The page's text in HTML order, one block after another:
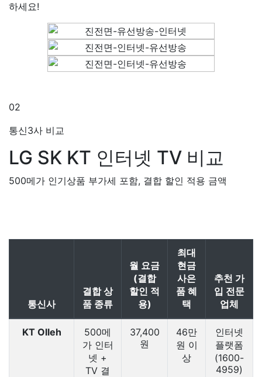
하세요!
02
통신3사 비교
LG SK KT 인터넷 TV 비교
500메가 인기상품 부가세 포함, 결합 할인 적용 금액
통신사
결합 상
품 종류
월 요금
(결합
할인 적
용)
최대
현금
사은
품 혜
택
추천 가
입 전문
업체
KT Olleh
500메
가 인터
넷 +
TV 결
37,400
원
46만
원 이
상
인터넷
플랫폼
(1600-
4959)